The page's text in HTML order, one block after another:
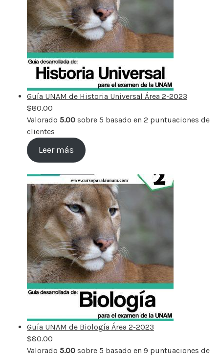
Guía UNAM de Historia Universal Área 2-2023
$80.00
Valorado 5.00 sobre 5 basado en 2 puntuaciones de
clientes
Leer más
Guía UNAM de Biología Área 2-2023
$80.00
Valorado 5.00 sobre 5 basado en 9 puntuaciones de